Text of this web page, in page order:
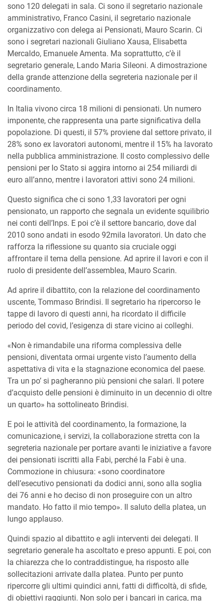
sono 120 delegati in sala. Ci sono il segretario nazionale
amministrativo, Franco Casini, il segretario nazionale
organizzativo con delega ai Pensionati, Mauro Scarin. Ci
sono i segretari nazionali Giuliano Xausa, Elisabetta
Mercaldo, Emanuele Amenta. Ma soprattutto, c’è il
segretario generale, Lando Maria Sileoni. A dimostrazione
della grande attenzione della segreteria nazionale per il
coordinamento.
In Italia vivono circa 18 milioni di pensionati. Un numero
imponente, che rappresenta una parte significativa della
popolazione. Di questi, il 57% proviene dal settore privato, il
28% sono ex lavoratori autonomi, mentre il 15% ha lavorato
nella pubblica amministrazione. Il costo complessivo delle
pensioni per lo Stato si aggira intorno ai 254 miliardi di
euro all’anno, mentre i lavoratori attivi sono 24 milioni.
Questo significa che ci sono 1,33 lavoratori per ogni
pensionato, un rapporto che segnala un evidente squilibrio
nei conti dell’Inps. E poi c’è il settore bancario, dove dal
2010 sono andati in esodo 92mila lavoratori. Un dato che
rafforza la riflessione su quanto sia cruciale oggi
affrontare il tema della pensione. Ad aprire il lavori e con il
ruolo di presidente dell’assemblea, Mauro Scarin.
Ad aprire il dibattito, con la relazione del coordinamento
uscente, Tommaso Brindisi. Il segretario ha ripercorso le
tappe di lavoro di questi anni, ha ricordato il difficile
periodo del covid, l’esigenza di stare vicino ai colleghi.
«Non è rimandabile una riforma complessiva delle
pensioni, diventata ormai urgente visto l’aumento della
aspettativa di vita e la stagnazione economica del paese.
Tra un po’ si pagheranno più pensioni che salari. Il potere
d’acquisto delle pensioni è diminuito in un decennio di oltre
un quarto» ha sottolineato Brindisi.
E poi le attività del coordinamento, la formazione, la
comunicazione, i servizi, la collaborazione stretta con la
segreteria nazionale per portare avanti le iniziative a favore
dei pensionati iscritti alla Fabi, perché la Fabi è una.
Commozione in chiusura: «sono coordinatore
dell’esecutivo pensionati da dodici anni, sono alla soglia
dei 76 anni e ho deciso di non proseguire con un altro
mandato. Ho fatto il mio tempo». Il saluto della platea, un
lungo applauso.
Quindi spazio al dibattito e agli interventi dei delegati. Il
segretario generale ha ascoltato e preso appunti. E poi, con
la chiarezza che lo contraddistingue, ha risposto alle
sollecitazioni arrivate dalla platea. Punto per punto
ripercorre gli ultimi quindici anni, fatti di difficoltà, di sfide,
di obiettivi raggiunti. Non solo per i bancari in carica, ma